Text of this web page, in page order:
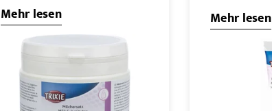
Mehr lesen Mehr lesen